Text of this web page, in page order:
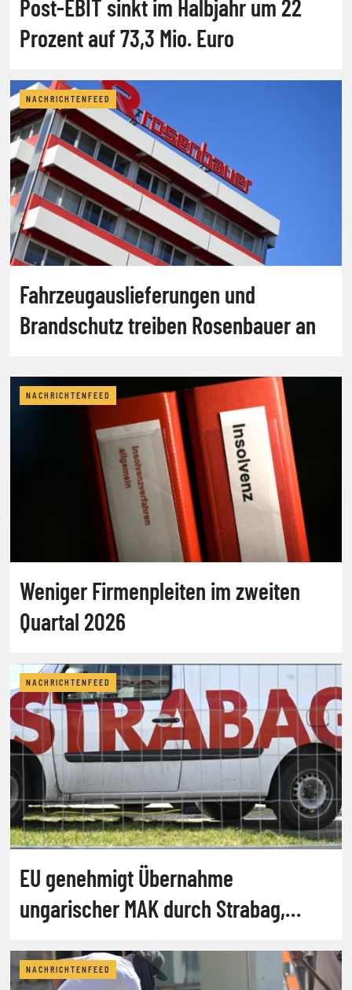
Post-EBIT sinkt im Halbjahr um 22
Prozent auf 73,3 Mio. Euro
NACHRICHTENFEED
Fahrzeugauslieferungen und
Brandschutz treiben Rosenbauer an
NACHRICHTENFEED
Weniger Firmenpleiten im zweiten
Quartal 2026
NACHRICHTENFEED
EU genehmigt Übernahme
ungarischer MAK durch Strabag,
NACHRICHTENFEED